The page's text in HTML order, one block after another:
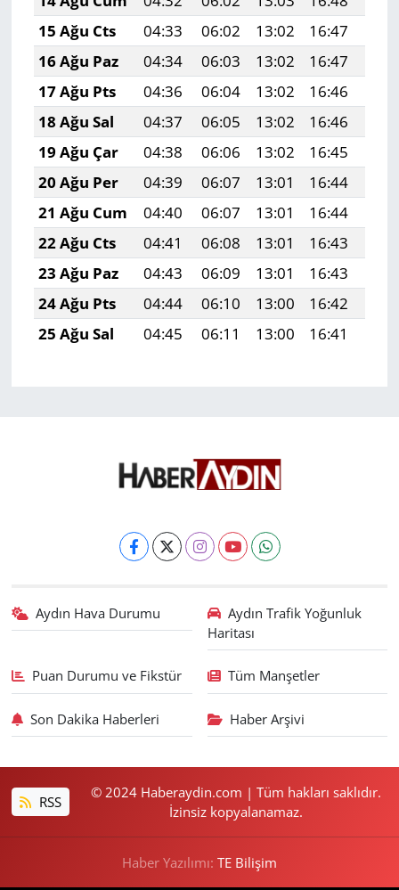
15 Ağu Cts
04:33 06:02 13:02 16:47
16 Ağu Paz
04:34 06:03 13:02 16:47
17 Ağu Pts
04:36 06:04 13:02 16:46
18 Ağu Sal
04:37 06:05 13:02 16:46
19 Ağu Çar
04:38 06:06 13:02 16:45
20 Ağu Per
04:39 06:07 13:01 16:44
21 Ağu Cum
04:40 06:07 13:01 16:44
22 Ağu Cts
04:41 06:08 13:01 16:43
23 Ağu Paz
04:43 06:09 13:01 16:43
24 Ağu Pts
04:44 06:10 13:00 16:42
25 Ağu Sal
04:45 06:11 13:00 16:41
Aydın Hava Durumu
Aydın Trafik Yoğunluk
Haritası
Puan Durumu ve Fikstür Tüm Manşetler
Son Dakika Haberleri Haber Arşivi
RSS
© 2024 Haberaydin.com | Tüm hakları saklıdır.
İzinsiz kopyalanamaz.
Haber Yazılımı: TE Bilişim